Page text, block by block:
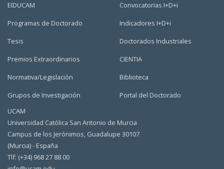
EIDUCAM
Programas de Doctorado
Tesis
Premios Extraordinarios
Normativa/Legislación
Grupos de Investigación
Convocatorias I+D+i
Indicadores I+D+i
Doctorados Industriales
CIENTIA
Biblioteca
Portal del Doctorado
UCAM
Universidad Católica San Antonio de Murcia
Campus de los Jerónimos, Guadalupe 30107
(Murcia) - España
Tlf: (+34) 968 27 88 00